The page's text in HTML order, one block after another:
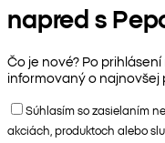
napred s
Čo je nové? Po
informovaný o najnovšej
Súhlasím so zasielaním
akciách, produktoch alebo